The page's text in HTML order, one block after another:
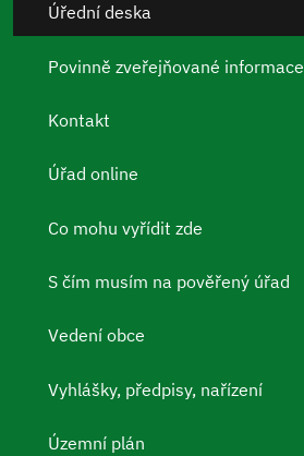
Úřední deska
Povinně zveřejňované informace
Kontakt
Úřad online
Co mohu vyřídit zde
S čím musím na pověřený úřad
Vedení obce
Vyhlášky, předpisy, nařízení
Územní plán